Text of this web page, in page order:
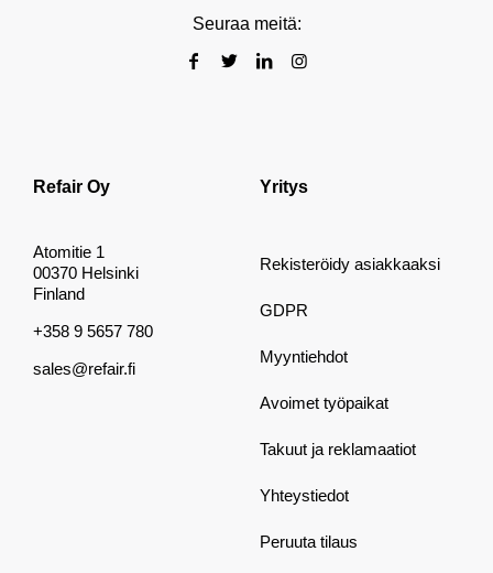
Seuraa meitä:
Refair Oy
Atomitie 1
00370 Helsinki
Finland
+358 9 5657 780
sales@refair.fi
Yritys
Rekisteröidy asiakkaaksi
GDPR
Myyntiehdot
Avoimet työpaikat
Takuut ja reklamaatiot
Yhteystiedot
Peruuta tilaus